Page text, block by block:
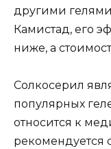
другими
Камистад, его
ниже, а
Солкосерил
популярных
относится к
рекомендуется